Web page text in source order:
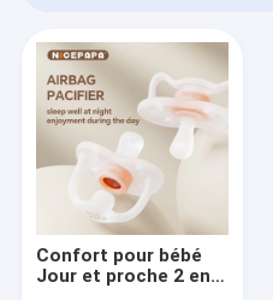
Confort pour bébé
Jour et proche 2 en 1